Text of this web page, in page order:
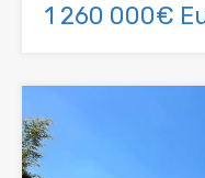
1 260 000€